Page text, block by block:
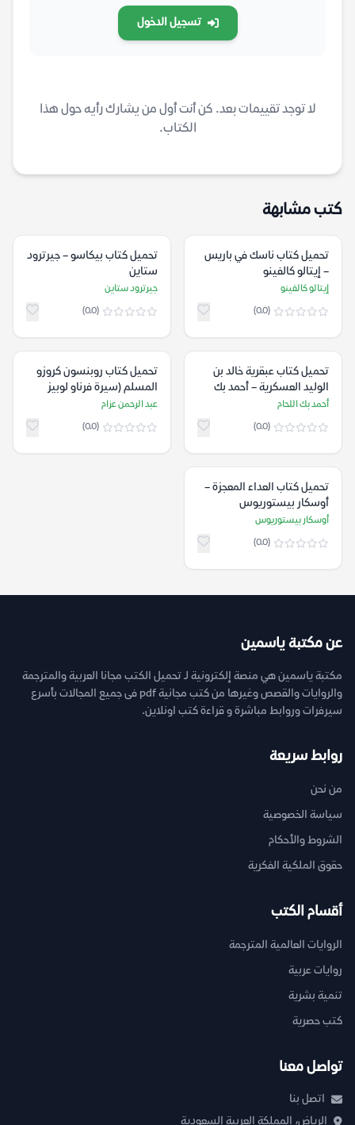
تسجيل الدخول
لا توجد تقييمات بعد. كن أنت أول من يشارك رأيه حول هذا
الكتاب.
كتب مشابهة
تحميل كتاب ناسك في باريس
– إيتالو كالفينو
إيتالو كالفينو
(0.0)
تحميل كتاب بيكاسو – جيرترود
ستاين
جيرترود ستاين
(0.0)
تحميل كتاب عبقرية خالد بن
الوليد العسكرية – أحمد بك
اللحام
أحمد بك اللحام
(0.0)
تحميل كتاب روبنسون كروزو
المسلم (سيرة فرناو لوبيز
العجيبة) – عبد الرحمن عزام
عبد الرحمن عزام
(0.0)
تحميل كتاب العداء المعجزة –
أوسكار بيستوريوس
أوسكار بيستوريوس
(0.0)
عن مكتبة ياسمين
مكتبة ياسمين هي منصة إلكترونية لـ تحميل الكتب مجانا العربية والمترجمة
والروايات والقصص وغيرها من كتب مجانية pdf فى جميع المجالات بأسرع
سيرفرات وروابط مباشرة و قراءة كتب اونلاين.
روابط سريعة
من نحن
سياسة الخصوصية
الشروط والأحكام
حقوق الملكية الفكرية
أقسام الكتب
الروايات العالمية المترجمة
روايات عربية
تنمية بشرية
كتب حصرية
تواصل معنا
اتصل بنا
الرياض، المملكة العربية السعودية